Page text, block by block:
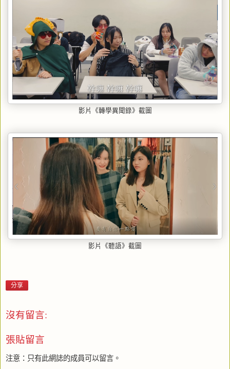
影片《轉學異聞錄》截圖
影片《聽語》截圖
分享
沒有留言:
張貼留言
注意：只有此網誌的成員可以留言。